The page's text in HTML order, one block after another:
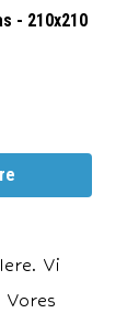
- 210x210
Vi